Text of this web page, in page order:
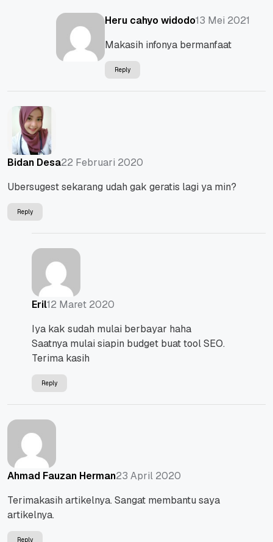
Heru cahyo widodo13 Mei 2021
Makasih infonya bermanfaat
Reply
Bidan Desa22 Februari 2020
Ubersugest sekarang udah gak geratis lagi ya min?
Reply
Eril12 Maret 2020
Iya kak sudah mulai berbayar haha
Saatnya mulai siapin budget buat tool SEO.
Terima kasih
Reply
Ahmad Fauzan Herman23 April 2020
Terimakasih artikelnya. Sangat membantu saya
artikelnya.
Reply